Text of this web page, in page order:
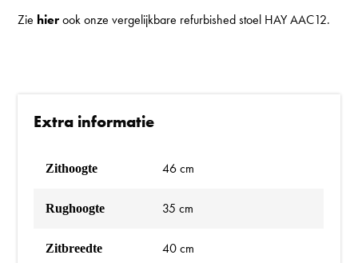
Zie hierook onze vergelijkbare refurbished stoel HAY AAC12.
Extra informatie
Zithoogte 46 cm
Rughoogte 35 cm
Zitbreedte 40 cm